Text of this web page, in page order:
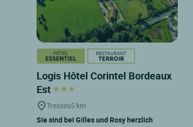
Logis Hôtel Corintel Bordeaux
Est
Tresses5 km
Sie sind bei Gilles und Rosy herzlich